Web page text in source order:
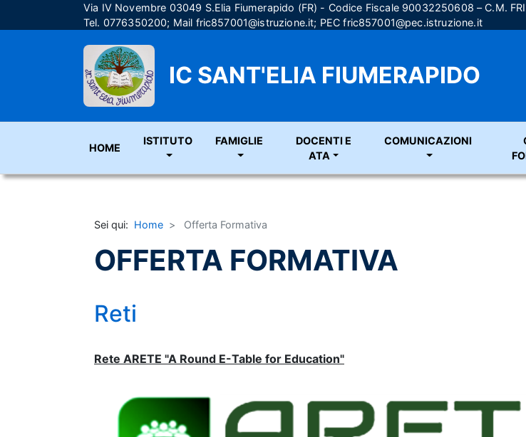
Via IV Novembre 03049 S.Elia Fiumerapido (FR) - Codice Fiscale 90032250608 – C.M.
Tel. 0776350200; Mail fric857001@istruzione.it; PECfric857001@pec.istruzione.it
IC SANT'ELIA FIUMERAPIDO
HOME
ISTITUTO FAMIGLIE
DOCENTI E
ATA
COMUNICAZIONI
Sei qui: Home Offerta Formativa
OFFERTA FORMATIVA
Reti
Rete ARETE "A Round E-Table for Education"